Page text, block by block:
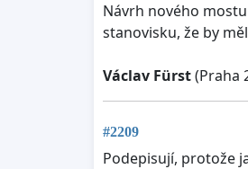
Návrh nového
stanovisku, že by
Václav Fürst(Praha
#2209
Podepisují, protože